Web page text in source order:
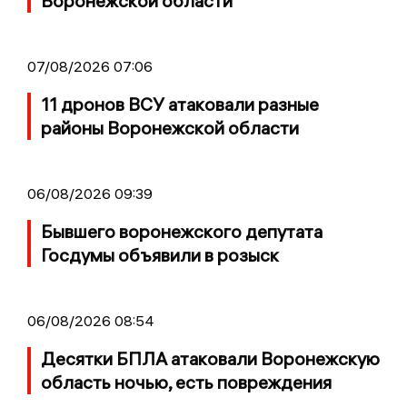
07/08/2026 07:06
11 дронов ВСУ атаковали разные
районы Воронежской области
06/08/2026 09:39
Бывшего воронежского депутата
Госдумы объявили в розыск
06/08/2026 08:54
Десятки БПЛА атаковали Воронежскую
область ночью, есть повреждения